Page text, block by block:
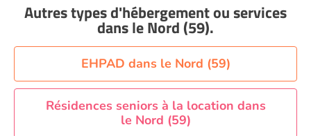
Aide à domicile Nice
Aide à domicile Orléans
Aide à domicile Paris
Aide à domicile Perpignan
Aide à domicile Rennes
Autres types d'hébergement ou services
dans le Nord (59).
EHPAD dans le Nord (59)
Résidences seniors à la location dans
le Nord (59)